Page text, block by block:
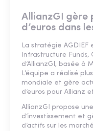
AllianzGI gère
d’euros dans
La stratégie AGDIEF
Infrastructure Funds,
d’AllianzGI, basée à
L’équipe a réalisé
mondiale et gère
d’euros pour Allianz
AllianzGI propose
d’investissement et
d’actifs sur les